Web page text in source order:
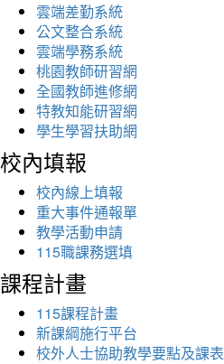
雲端差勤系統
公文整合系統
雲端學務系統
桃園教師研習網
全國教師進修網
特教知能研習網
學生學習扶助網
校內填報
校內線上填報
重大事件通報單
教學活動申請
115職課務選填
課程計畫
115課程計畫
新課綱施行平台
校外人士協助教學要點及課表